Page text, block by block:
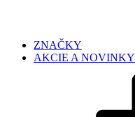
ZNAČKY
AKCIE A NOVINKY